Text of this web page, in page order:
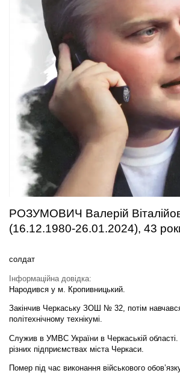
РОЗУМОВИЧ Валерій
(16.12.1980-26.01.2024), 43
солдат
Інформаційна довідка:
Народився у м. Кропивницький.
Закінчив Черкаську ЗОШ № 32, потім
політехнічному технікумі.
Служив в УМВС України в Черкаській
різних підприємствах міста Черкаси.
Помер під час виконання військового